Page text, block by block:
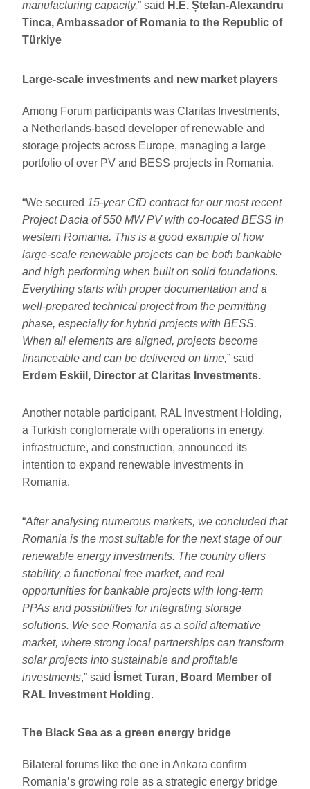
manufacturing capacity,” said H.E. Ștefan-Alexandru
Tinca, Ambassador of Romania to the Republic of
Türkiye
Large-scale investments and new market players
Among Forum participants was Claritas Investments,
a Netherlands-based developer of renewable and
storage projects across Europe, managing a large
portfolio of over PV and BESS projects in Romania.
“We secured 15-year CfD contract for our most recent
Project Dacia of 550 MW PV with co-located BESS in
western Romania. This is a good example of how
large-scale renewable projects can be both bankable
and high performing when built on solid foundations.
Everything starts with proper documentation and a
well-prepared technical project from the permitting
phase, especially for hybrid projects with BESS.
When all elements are aligned, projects become
financeable and can be delivered on time,” said
Erdem Eskiil, Director at Claritas Investments.
Another notable participant, RAL Investment Holding,
a Turkish conglomerate with operations in energy,
infrastructure, and construction, announced its
intention to expand renewable investments in
Romania.
“Afteranalysing numerous markets, we concluded that
Romania is the most suitable for the next stage of our
renewable energy investments. The country offers
stability, a functional free market, and real
opportunities for bankable projects with long-term
PPAs and possibilities for integrating storage
solutions. We see Romania as a solid alternative
market, where strong local partnerships can transform
solar projects into sustainable and profitable
investments,” said İsmet Turan, Board Member of
RAL Investment Holding.
The Black Sea as a green energy bridge
Bilateral forums like the one in Ankara confirm
Romania’s growing role as a strategic energy bridge